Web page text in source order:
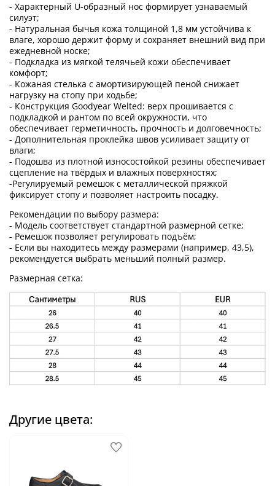
- Характерный U-образный нос формирует узнаваемый
силуэт;
- Натуральная бычья кожа толщиной 1,8 мм устойчива к
влаге, хорошо держит форму и сохраняет внешний вид при
ежедневной носке;
- Подкладка из мягкой телячьей кожи обеспечивает
комфорт;
- Кожаная стелька с амортизирующей пеной снижает
нагрузку на стопу при ходьбе;
- Конструкция Goodyear Welted: верх прошивается с
подкладкой и рантом по всей окружности, что
обеспечивает герметичность, прочность и долговечность;
- Дополнительная проклейка швов усиливает защиту от
влаги;
- Подошва из плотной износостойкой резины обеспечивает
сцепление на твёрдых и влажных поверхностях;
-Регулируемый ремешок с металлической пряжкой
фиксирует стопу и позволяет настроить посадку.
Рекомендации по выбору размера:
- Модель соответствует стандартной размерной сетке;
- Ремешок позволяет регулировать подъём;
- Если вы находитесь между размерами (например, 43,5),
рекомендуется выбрать меньший полный размер.
Размерная сетка:
Другие цвета: